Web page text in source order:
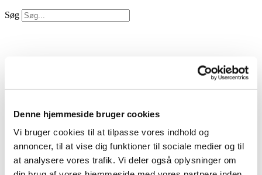
Denne hjemmeside bruger cookies
Vi bruger cookies til at tilpasse vores indhold og
annoncer, til at vise dig funktioner til sociale medier og til
at analysere vores trafik. Vi deler også oplysninger om
Søg
Vare: Platinum Silver